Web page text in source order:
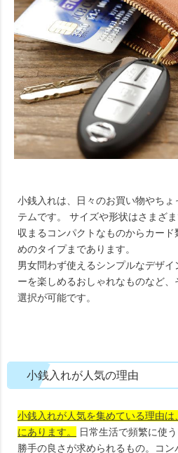
小銭入れは、日々のお買い物やち
テムです。 サイズや形状はさまざ
収まるコンパクトなものからカー
めのタイプまであります。
男女問わず使えるシンプルなデザ
ーを楽しめるおしゃれなものなど
選択が可能です。
小銭入れが人気の理由
小銭入れが人気を集めている理由
にあります。
日常生活で頻繁に使
勝手の良さが求められるもの。コ